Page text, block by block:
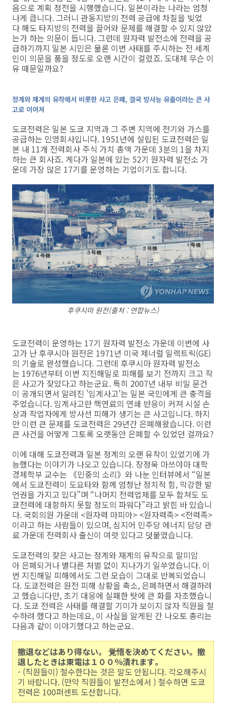
음으로 계획 정전을 시행했습니다. 일본이라는 나라는 엄청
나게 큽니다. 그러니 관동지방의 전력 공급에 차질을 빚었
다 해도 타지방의 전력을 끌어와 문제를 해결할 수 있지 않았
는가 하는 의문이 듭니다. 그런데 원자력 발전소에 전력을 공
급하기까지 일본 시민은 물론 이번 사태를 주시하는 전 세계
인이 의문을 품을 정도로 오랜 시간이 걸렸죠. 도대체 무슨 이
유 때문일까요?
정계와 제계의 유착에서 비롯한 사고 은폐, 결국 방사능 유출이라는 큰 사
고로 이어져
도쿄전력은 일본 도쿄 지역과 그 주변 지역에 전기와 가스를
공급하는 민영회사입니다. 1951년에 설립된 도쿄전력은 일
본 내 11개 전력회사 주식 가치 총액 가운데 3분의 1을 차지
하는 큰 회사죠. 게다가 일본에 있는 52기 원자력 발전소 가
운데 가장 많은 17기를 운영하는 기업이기도 합니다.
후쿠시마 원전(출처 : 연합뉴스)
도쿄전력이 운영하는 17기 원자력 발전소 가운데 이번에 사
고가 난 후쿠시마 원전은 1971년 미국 제너럴 일렉트릭(GE)
의 기술로 완성했습니다. 그런데 후쿠시마 원자력 발전소
는 1976년부터 이번 지진해일로 피해를 보기 전까지 크고 작
은 사고가 잦았다고 하는군요. 특히 2007년 내부 비밀 문건
이 공개되면서 알려진 '임계사고'는 일본 국민에게 큰 충격을
주었습니다. 임계사고란 핵연료의 연쇄 반응이 커져 시설 손
상과 작업자에게 방사선 피해가 생기는 큰 사고입니다. 하지
만 이런 큰 문제를 도쿄전력은 29년간 은폐해왔습니다. 이런
큰 사건을 어떻게 그토록 오랫동안 은폐할 수 있었던 걸까요?
이에 대해 도쿄전력과 일본 정계의 오랜 유착이 있었기에 가
능했다는 이야기가 나오고 있습니다. 장정욱 마쓰야마 대학
경제학부 교수는 《민중의 소리》와 나눈 인터뷰에서 “일본
에서 도쿄전력이 도요타와 함께 엄청난 정치적 힘, 막강한 발
언권을 가지고 있다”며 “나머지 전력업체를 모두 합쳐도 도
쿄전력에 대항하지 못할 정도의 파워다”라고 밝힌 바 있습니
다. 국회의원 가운데 <원자력 마피아> <원자력족> <전력족>
이라고 하는 사람들이 있으며, 심지어 민주당 에너지 담당 관
료 가운데 전력회사 출신이 여럿 있다고 덧붙였습니다.
도쿄전력의 잦은 사고는 정계와 재계의 유착으로 말미암
아 은폐되거나 별다른 처벌 없이 지나가기 일쑤였습니다. 이
번 지진해일 피해에서도 그런 모습이 그대로 반복되었습니
다. 도쿄전력은 원전 피해 상황을 축소, 은폐하면서 해결하려
고 했습니다만, 초기 대응에 실패한 탓에 큰 화를 자초했습니
다. 도쿄 전력은 사태를 해결할 기미가 보이지 않자 직원을 철
수하려 했다고 하는데요, 이 사실을 알게된 간 나오토 총리는
다음과 같이 이야기했다고 하는군요.
撤退などはあり得ない。 覚悟を決めてください。撤
退したときは東電は１００％潰れます。
- (직원들이) 철수한다는 것은 말도 안됩니다. 각오해주시
기 바랍니다. (만약 직원들이 발전소에서 ) 철수하면 도쿄
전력은 100퍼센트 도산합니다.